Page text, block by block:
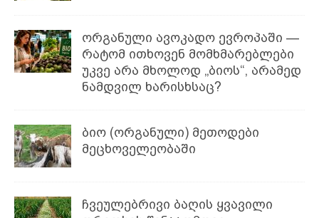
ორგანული ავოკადო ევროპაში —
რატომ ითხოვენ მომხმარებლები
უკვე არა მხოლოდ „ბიოს“, არამედ
ნამდვილ ხარისხსაც?
ბიო (ორგანული) მეთოდები
მეცხოველეობაში
ჩვეულებრივი ბაღის ყვავილი